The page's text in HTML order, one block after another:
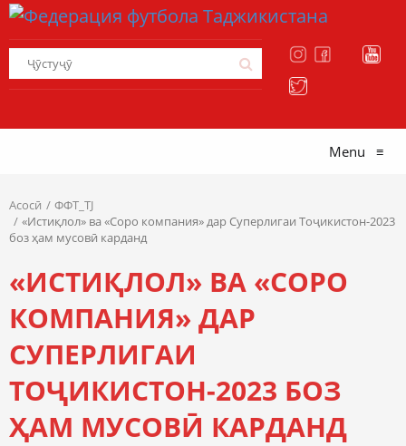
Menu ≡
Асосӣ
ФФТ_TJ
«Истиқлол» ва «Cоро компания» дар Суперлигаи Тоҷикистон-2023
боз ҳам мусовӣ карданд
«ИСТИҚЛОЛ» ВА «CОРО
КОМПАНИЯ» ДАР
СУПЕРЛИГАИ
ТОҶИКИСТОН-2023 БОЗ
ҲАМ МУСОВӢ КАРДАНД